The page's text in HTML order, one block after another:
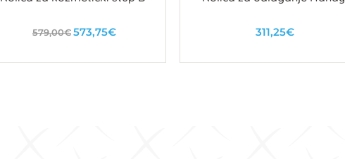
579,00€573,75€
U košaricu
311,25€
U košaricu